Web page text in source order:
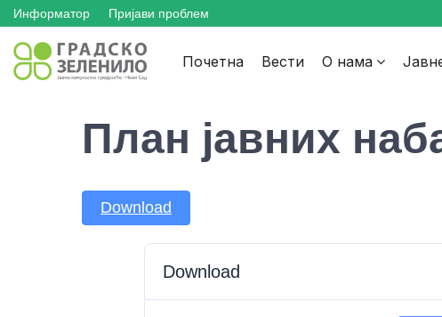
Skip
to
main
Skip
to
content
Skip
to
footer
Информатор
Пријави проблем
Почетна Вести О нама
План јавних
Download
Download